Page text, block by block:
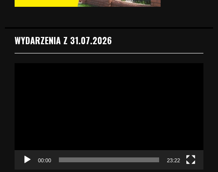
WYDARZENIA Z 31.07.2026
c
00:00 23:22